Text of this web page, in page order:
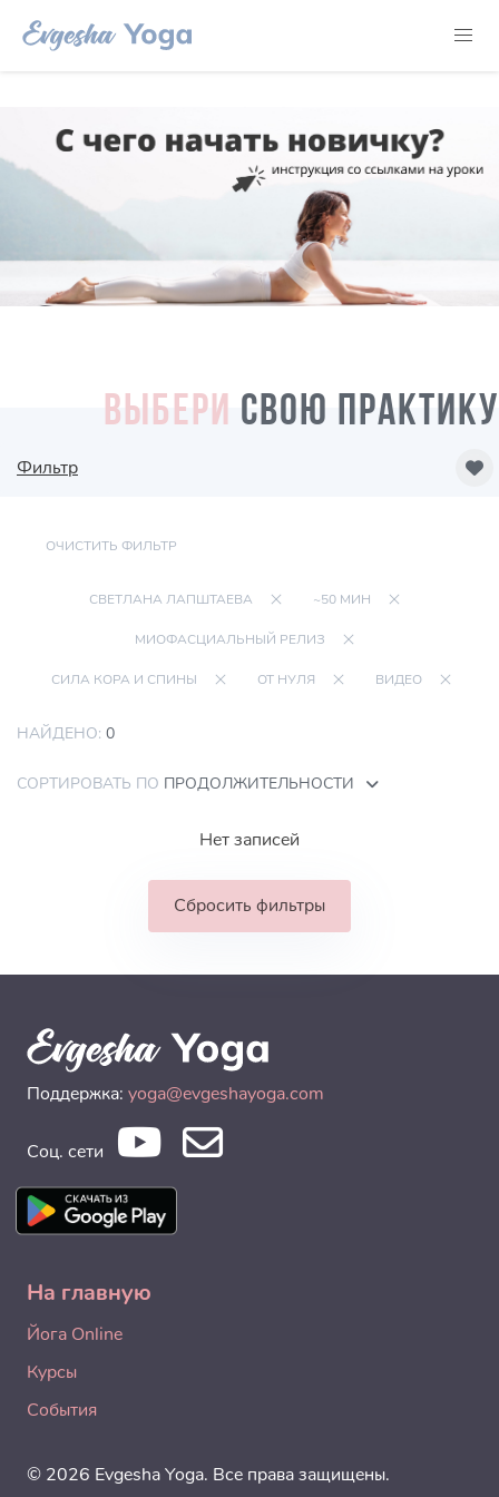
ВЫБЕРИ СВОЮ ПРАКТИКУ
Фильтр
ОЧИСТИТЬ ФИЛЬТР
СВЕТЛАНА ЛАПШТАЕВА ~50 МИН
МИОФАСЦИАЛЬНЫЙ РЕЛИЗ
СИЛА КОРА И СПИНЫ ОТ НУЛЯ ВИДЕО
НАЙДЕНО: 0
СОРТИРОВАТЬ ПО ПРОДОЛЖИТЕЛЬНОСТИ
Нет записей
Сбросить фильтры
Поддержка: yoga@evgeshayoga.com
Соц. сети
На главную
Йога Online
Курсы
События
© 2026 Evgesha Yoga. Все права защищены.